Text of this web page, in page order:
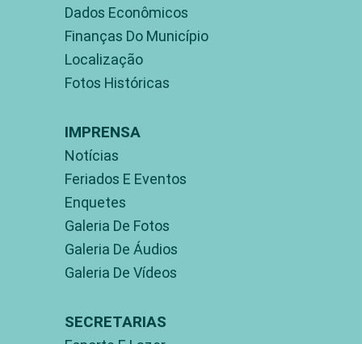
Dados Econômicos
Finanças Do Município
Localização
Fotos Históricas
IMPRENSA
Notícias
Feriados E Eventos
Enquetes
Galeria De Fotos
Galeria De Áudios
Galeria De Vídeos
SECRETARIAS